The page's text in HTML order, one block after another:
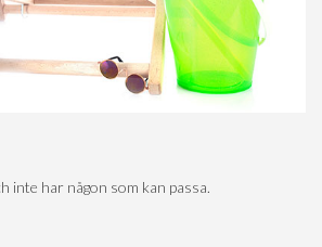
inte har någon som kan passa.